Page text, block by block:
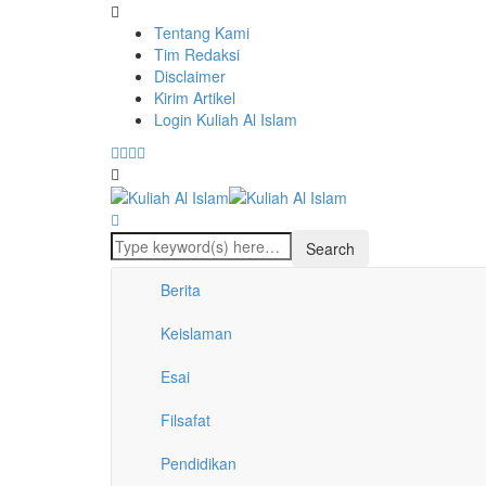
Tentang Kami
Tim Redaksi
Disclaimer
Kirim Artikel
Login Kuliah Al Islam
Berita
Keislaman
Esai
Filsafat
Pendidikan